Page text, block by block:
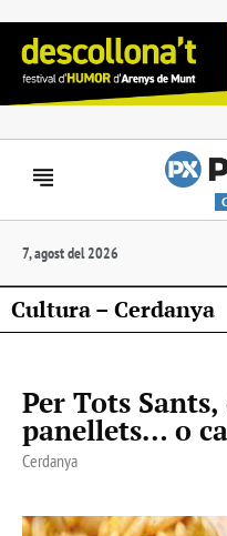
7, agost del 2026
Cultura – Cerdanya
Per Tots
panellets… o
Cerdanya